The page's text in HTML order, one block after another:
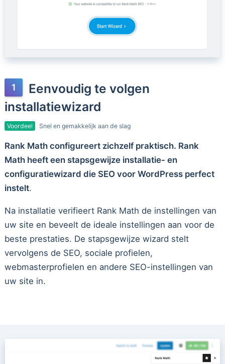
Eenvoudig te volgen
installatiewizard
Voordeel Snel en gemakkelijk aan de slag
Rank Math configureert zichzelf praktisch. Rank
Math heeft een stapsgewijze installatie- en
configuratiewizard die SEO voor WordPress perfect
instelt.
Na installatie verifieert Rank Math de instellingen van
uw site en beveelt de ideale instellingen aan voor de
beste prestaties. De stapsgewijze wizard stelt
vervolgens de SEO, sociale profielen,
webmasterprofielen en andere SEO-instellingen van
uw site in.